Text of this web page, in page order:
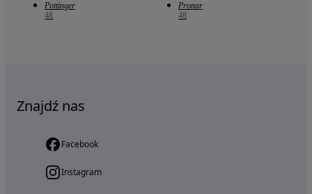
Pottinger
48
Pronar
48
Znajdź nas
Facebook
Instagram